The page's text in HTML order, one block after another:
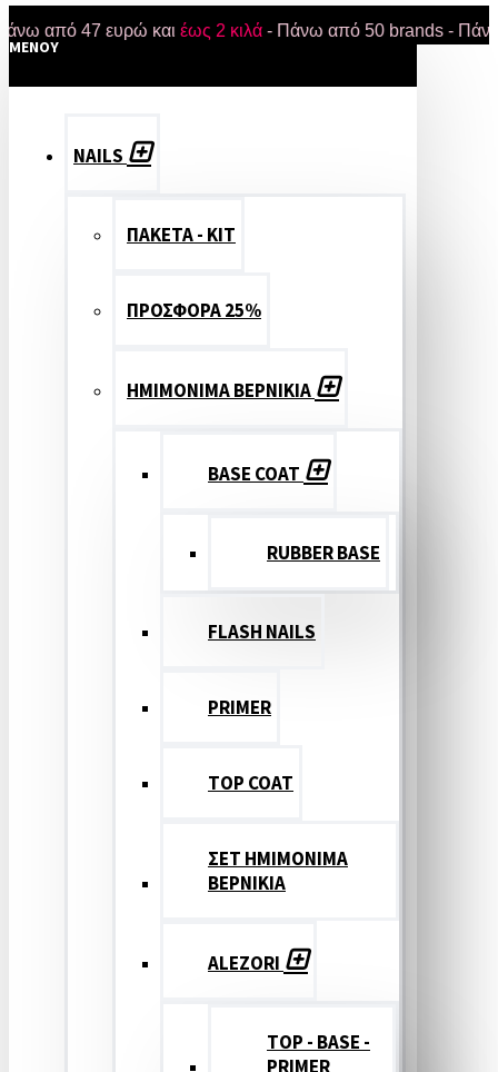
47 ευρώ καιέως 2 κιλά- Πάνω από 50 brands - Πάνω από
MENOY
NAILS
ΠΑΚΕΤΑ - ΚΙΤ
ΠΡΟΣΦΟΡΑ 25%
ΗΜΙΜΟΝΙΜΑ ΒΕΡΝΙΚΙΑ
BASE COAT
RUBBER BASE
FLASH NAILS
PRIMER
TOP COAT
ΣΕΤ ΗΜΙΜΟΝΙΜΑ
ΒΕΡΝΙΚΙΑ
ALEZORI
TOP - BASE -
PRIMER